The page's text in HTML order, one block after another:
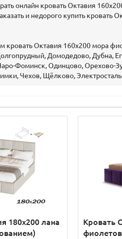
онлайн кровать Октавия
и недорого купить
Октавия 160х200 мора
Домодедово, Дубна,
Фоминск, Одинцово, Орехово-
Чехов, Щёлково, Электросталь
180х200 лана
Кровать